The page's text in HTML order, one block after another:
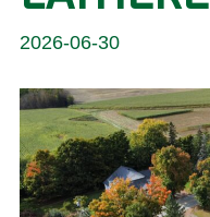
2026-06-30